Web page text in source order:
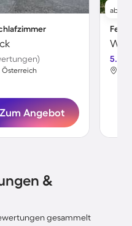
Österreich
Zum Angebot
ab
5.0
&
gesammelt